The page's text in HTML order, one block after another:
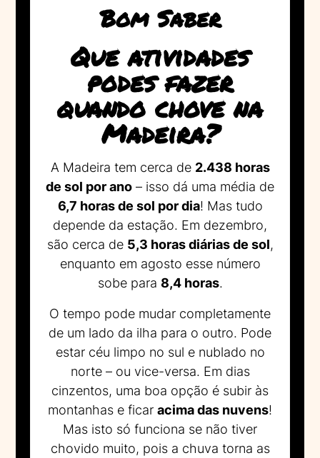
Bom Saber
Que atividades
podes fazer
quando chove na
Madeira?
A Madeira tem cerca de 2.438 horas
de sol por ano – isso dá uma média de
6,7 horas de sol por dia! Mas tudo
depende da estação. Em dezembro,
são cerca de 5,3 horas diárias de sol,
enquanto em agosto esse número
sobe para 8,4 horas.
O tempo pode mudar completamente
de um lado da ilha para o outro. Pode
estar céu limpo no sul e nublado no
norte – ou vice-versa. Em dias
cinzentos, uma boa opção é subir às
montanhas e ficar acima das nuvens!
Mas isto só funciona se não tiver
chovido muito, pois a chuva torna as